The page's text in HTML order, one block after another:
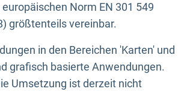
Norm EN 301 549
größtenteils vereinbar.
in den Bereichen 'Karten' und
grafisch basierte Anwendungen.
Umsetzung ist derzeit nicht